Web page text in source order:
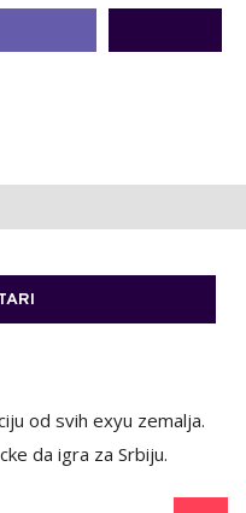
od svih exyu zemalja.
da igra za Srbiju.